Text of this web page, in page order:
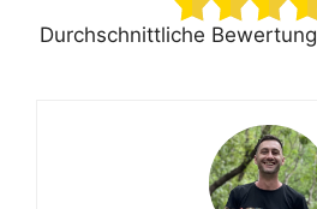
Durchschnittliche Bewertung